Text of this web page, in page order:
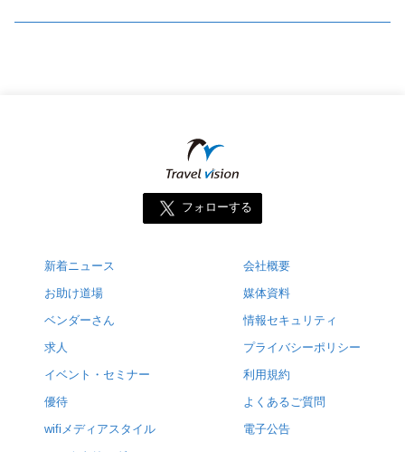
フォローする
新着ニュース
お助け道場
ベンダーさん
求人
イベント・セミナー
優待
wifiメディアスタイル
会社概要
媒体資料
情報セキュリティ
プライバシーポリシー
利用規約
よくあるご質問
電子公告